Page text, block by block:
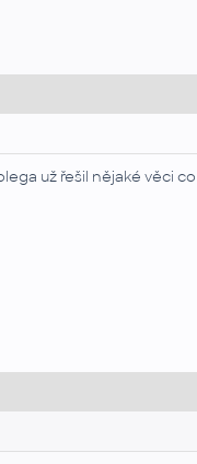
už řešil nějaké věci